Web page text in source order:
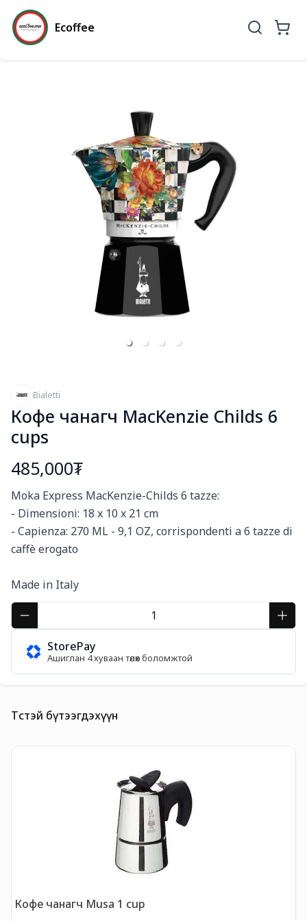
Ecoffee
Bialetti
Кофе чанагч MacKenzie Childs 6
cups
485,000₮
Moka Express MacKenzie-Childs 6 tazze:
- Dimensioni: 18 x 10 x 21 cm
- Capienza: 270 ML - 9,1 OZ, corrispondenti a 6 tazze di
caffè erogato
Made in Italy
StorePay
Ашиглан 4 хуваан төлөх боломжтой
Төстэй бүтээгдэхүүн
Кофе чанагч Musa 1 cup